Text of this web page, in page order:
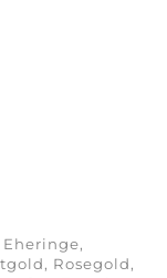
Eheringe,
Rosegold,